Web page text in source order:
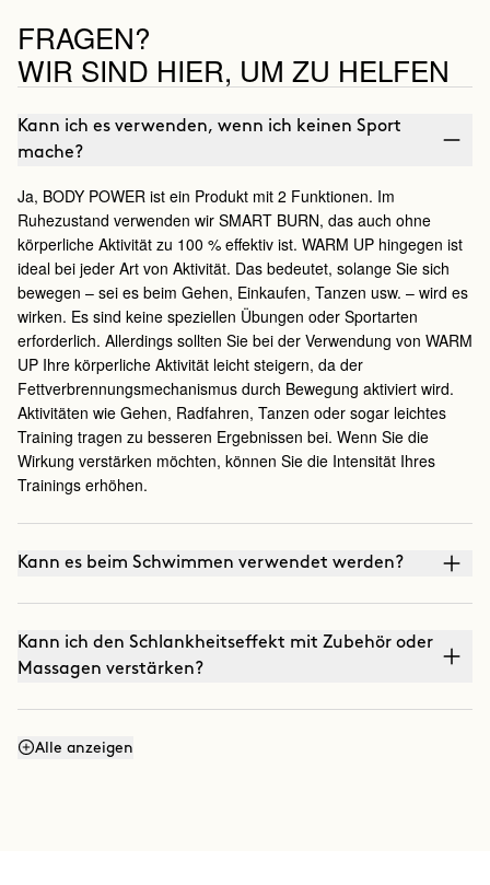
FRAGEN?
WIR SIND HIER, UM ZU HELFEN
Kann ich es verwenden, wenn ich keinen Sport
mache?
Ja, BODY POWER ist ein Produkt mit 2 Funktionen. Im
Ruhezustand verwenden wir SMART BURN, das auch ohne
körperliche Aktivität zu 100 % effektiv ist. WARM UP hingegen ist
ideal bei jeder Art von Aktivität. Das bedeutet, solange Sie sich
bewegen – sei es beim Gehen, Einkaufen, Tanzen usw. – wird es
wirken. Es sind keine speziellen Übungen oder Sportarten
erforderlich. Allerdings sollten Sie bei der Verwendung von WARM
UP Ihre körperliche Aktivität leicht steigern, da der
Fettverbrennungsmechanismus durch Bewegung aktiviert wird.
Aktivitäten wie Gehen, Radfahren, Tanzen oder sogar leichtes
Training tragen zu besseren Ergebnissen bei. Wenn Sie die
Wirkung verstärken möchten, können Sie die Intensität Ihres
Trainings erhöhen.
Kann es beim Schwimmen verwendet werden?
Kann ich den Schlankheitseffekt mit Zubehör oder
Massagen verstärken?
Kann ich den Straffungseffekt mit Massagen
Alle anzeigen